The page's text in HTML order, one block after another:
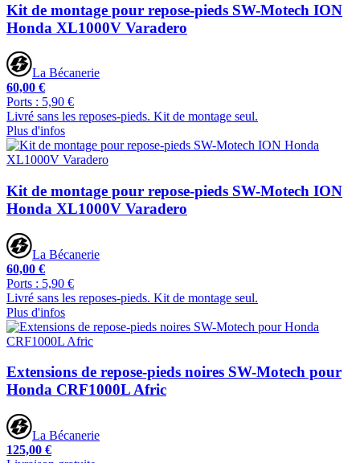
Kit de montage pour repose-pieds SW-Motech ION
Honda XL1000V Varadero
La Bécanerie
60,00 €
Ports : 5,90 €
Livré sans les reposes-pieds. Kit de montage seul.
Plus d'infos
Kit de montage pour repose-pieds SW-Motech ION
Honda XL1000V Varadero
La Bécanerie
60,00 €
Ports : 5,90 €
Livré sans les reposes-pieds. Kit de montage seul.
Plus d'infos
Extensions de repose-pieds noires SW-Motech pour
Honda CRF1000L Afric
La Bécanerie
125,00 €